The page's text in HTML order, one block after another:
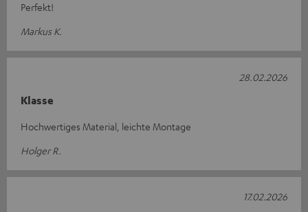
Perfekt!
Markus K.
Klasse
Hochwertiges Material, leichte Montage
Holger R.
28.02.2026
17.02.2026